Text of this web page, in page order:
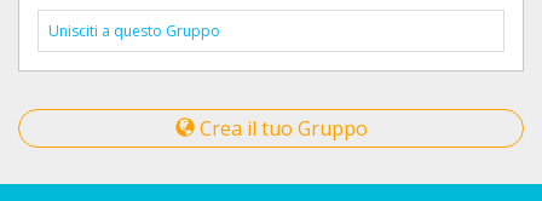
Unisciti a questo Gruppo
Crea il tuo Gruppo